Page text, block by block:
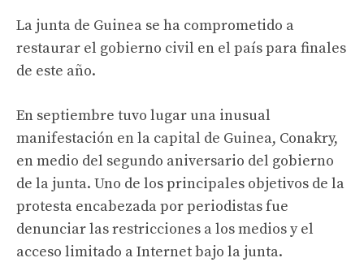
La junta de Guinea se ha comprometido a
restaurar el gobierno civil en el país para finales
de este año.
En septiembre tuvo lugar una inusual
manifestación en la capital de Guinea, Conakry,
en medio del segundo aniversario del gobierno
de la junta. Uno de los principales objetivos de la
protesta encabezada por periodistas fue
denunciar las restricciones a los medios y el
acceso limitado a Internet bajo la junta.